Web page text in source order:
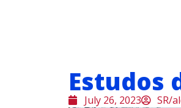
Estudos
July 26, 2023 SR/